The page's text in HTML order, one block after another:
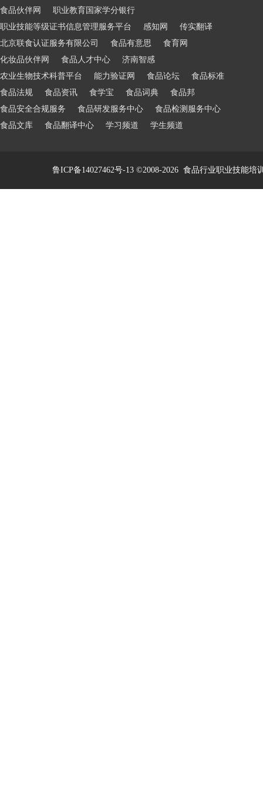
食品伙伴网
职业教育国家学分银行
职业技能等级证书信息管理服务平台
感知网
传实翻译
北京联食认证服务有限公司
食品有意思
食育网
化妆品伙伴网
食品人才中心
济南智感
农业生物技术科普平台
能力验证网 食品论坛
食品标准
食品法规
食品资讯 食学宝 食品词典
食品邦
食品安全合规服务
食品研发服务中心
食品检测服务中心
食品文库
食品翻译中心 学习频道 学生频道
鲁ICP备14027462号-13©2008-2026 食品行业职业技能培